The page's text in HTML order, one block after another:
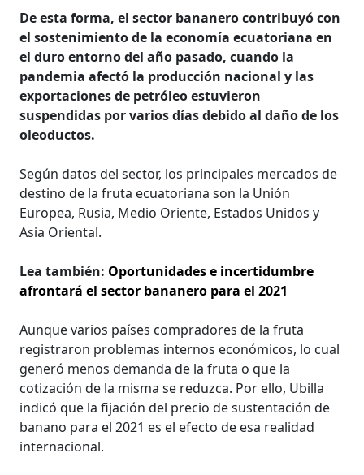
De esta forma, el sector bananero contribuyó con
el sostenimiento de la economía ecuatoriana en
el duro entorno del año pasado, cuando la
pandemia afectó la producción nacional y las
exportaciones de petróleo estuvieron
suspendidas por varios días debido al daño de los
oleoductos.
Según datos del sector, los principales mercados de
destino de la fruta ecuatoriana son la Unión
Europea, Rusia, Medio Oriente, Estados Unidos y
Asia Oriental.
Lea también: Oportunidades e incertidumbre
afrontará el sector bananero para el 2021
Aunque varios países compradores de la fruta
registraron problemas internos económicos, lo cual
generó menos demanda de la fruta o que la
cotización de la misma se reduzca. Por ello, Ubilla
indicó que la fijación del precio de sustentación de
banano para el 2021 es el efecto de esa realidad
internacional.